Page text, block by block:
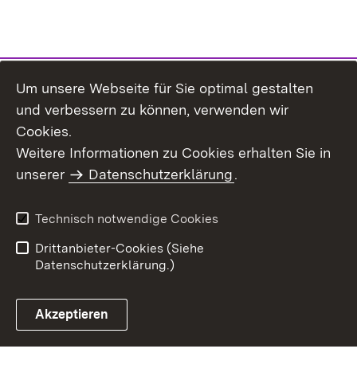
Benutzungshinweise
Erklärung zur
Um unsere Webseite für Sie optimal gestalten
und verbessern zu können, verwenden wir
Cookies.
Weitere Informationen zu Cookies erhalten Sie in
unserer
Datenschutzerklärung.
Technisch notwendige Cookies
Drittanbieter-Cookies (Siehe
Datenschutzerklärung.)
Akzeptieren